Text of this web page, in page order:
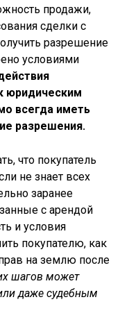
продажи,
сделки с
разрешение
условиями
юридическим
всегда иметь
разрешения.
что покупатель
не знает всех
заранее
с арендой
и условия
покупателю, как
на землю после
шагов может
даже судебным